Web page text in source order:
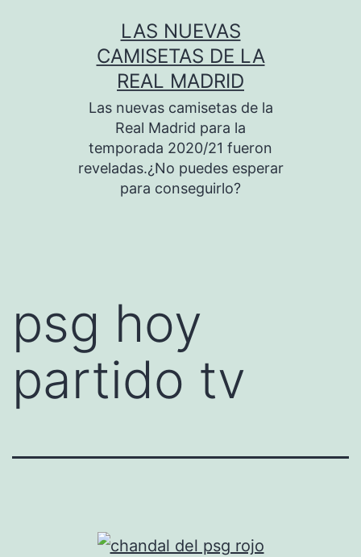
LAS NUEVAS
CAMISETAS DE LA
REAL MADRID
Las nuevas camisetas de la
Real Madrid para la
temporada 2020/21 fueron
reveladas.¿No puedes esperar
para conseguirlo?
psg hoy
partido tv